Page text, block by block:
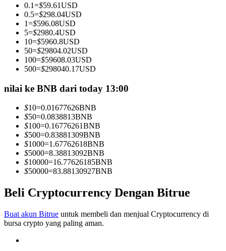
Menjadi Pedagang Salinan
Nikmati pembagian keuntungan dan komisi copy trading
Informasi
Analisis data besar termasuk info perdagangan, dll.
0.1=$59.61USD
0.5=$298.04USD
1=$596.08USD
5=$2980.4USD
10=$5960.8USD
50=$29804.02USD
100=$59608.03USD
500=$298040.17USD
nilai ke BNB dari today 13:00
$10=0.01677626BNB
$50=0.0838813BNB
$100=0.16776261BNB
$500=0.83881309BNB
$1000=1.67762618BNB
$5000=8.38813092BNB
$10000=16.77626185BNB
$50000=83.88130927BNB
Beli Cryptocurrency Dengan Bitrue
Buat akun Bitrue untuk membeli dan menjual Cryptocurrency di
bursa crypto yang paling aman.